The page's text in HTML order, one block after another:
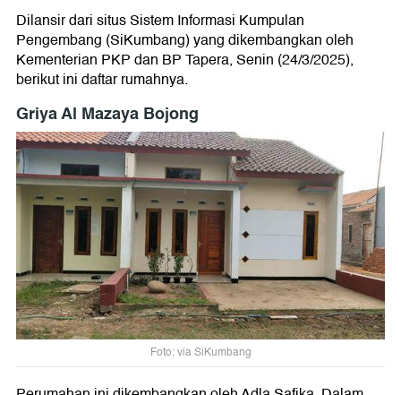
Dilansir dari situs Sistem Informasi Kumpulan
Pengembang (SiKumbang) yang dikembangkan oleh
Kementerian PKP dan BP Tapera, Senin (24/3/2025),
berikut ini daftar rumahnya.
Griya Al Mazaya Bojong
Foto: via SiKumbang